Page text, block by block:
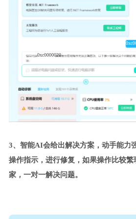
0xc0000020
3、智能AI会给出解决方案，动手能力
操作指示，进行修复，如果操作比较
家，一对一解决问题。